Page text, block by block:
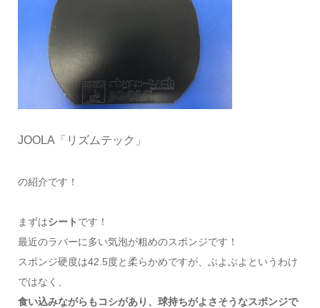
JOOLA「リズムテック」
の紹介です！
まずはシート です！
最近のラバーに多い気泡が粗めのスポンジです！
スポンジ硬度は42.5度と柔らかめですが、ぶよぶよというわけ
ではなく、
食い込みながらもコシがあり、球持ちがよさそうなスポンジで